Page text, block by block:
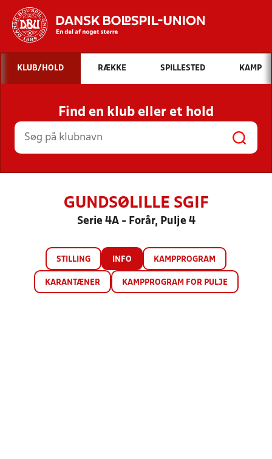
Hvad vil du søge efter?
INDHOLD OG NYHEDER
STILLINGER, RESULTATER, KLUBBER OG
HOLD
KLUB/HOLD RÆKKE SPILLESTED KAMP
Find en klub eller et hold
GUNDSØLILLE SGIF
Serie 4A - Forår, Pulje 4
STILLING INFO KAMPPROGRAM
KARANTÆNER KAMPPROGRAM FOR PULJE